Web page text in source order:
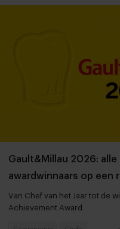
Gault&Millau 2026:
awardwinnaars op een
Van Chef van het Jaar tot de
Achievement Award